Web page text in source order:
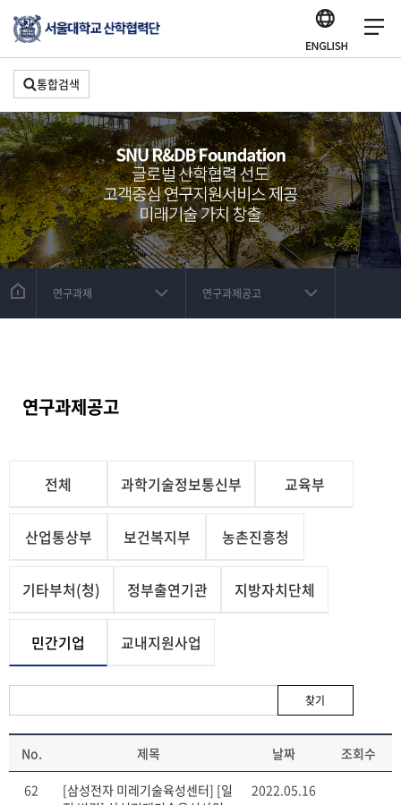
통합검색
연구과제 연구과제공고
연구과제공고
전체 과학기술정보통신부 교육부
산업통상부 보건복지부 농촌진흥청
기타부처(청) 정부출연기관 지방자치단체
민간기업 교내지원사업
찾기
No. 제목 날짜 조회수
62
[삼성전자 미레기술육성센터] [일
2022.05.16